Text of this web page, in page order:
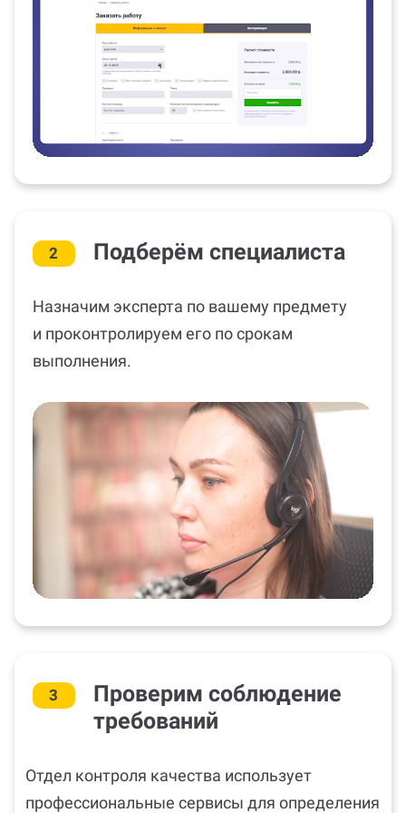
2 Подберём специалиста
Назначим эксперта по вашему предмету
и проконтролируем его по срокам
выполнения.
3
Проверим соблюдение
требований
Отдел контроля качества использует
профессиональные сервисы для определения